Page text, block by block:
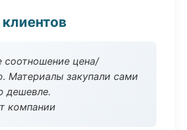
соотношение цена/
Материалы закупали сами
компании